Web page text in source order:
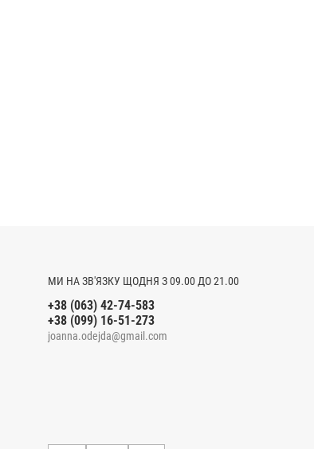
МИ НА ЗВ'ЯЗКУ ЩОДНЯ З 09.00 ДО 21.00
+38 (063) 42-74-583
+38 (099) 16-51-273
joanna.odejda@gmail.com